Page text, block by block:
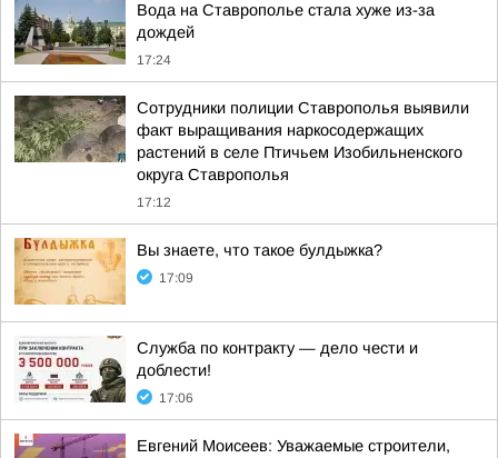
Вода на Ставрополье стала хуже из-за
дождей
17:24
Сотрудники полиции Ставрополья выявили
факт выращивания наркосодержащих
растений в селе Птичьем Изобильненского
округа Ставрополья
17:12
Вы знаете, что такое булдыжка?
17:09
Служба по контракту — дело чести и
доблести!
17:06
Евгений Моисеев: Уважаемые строители,